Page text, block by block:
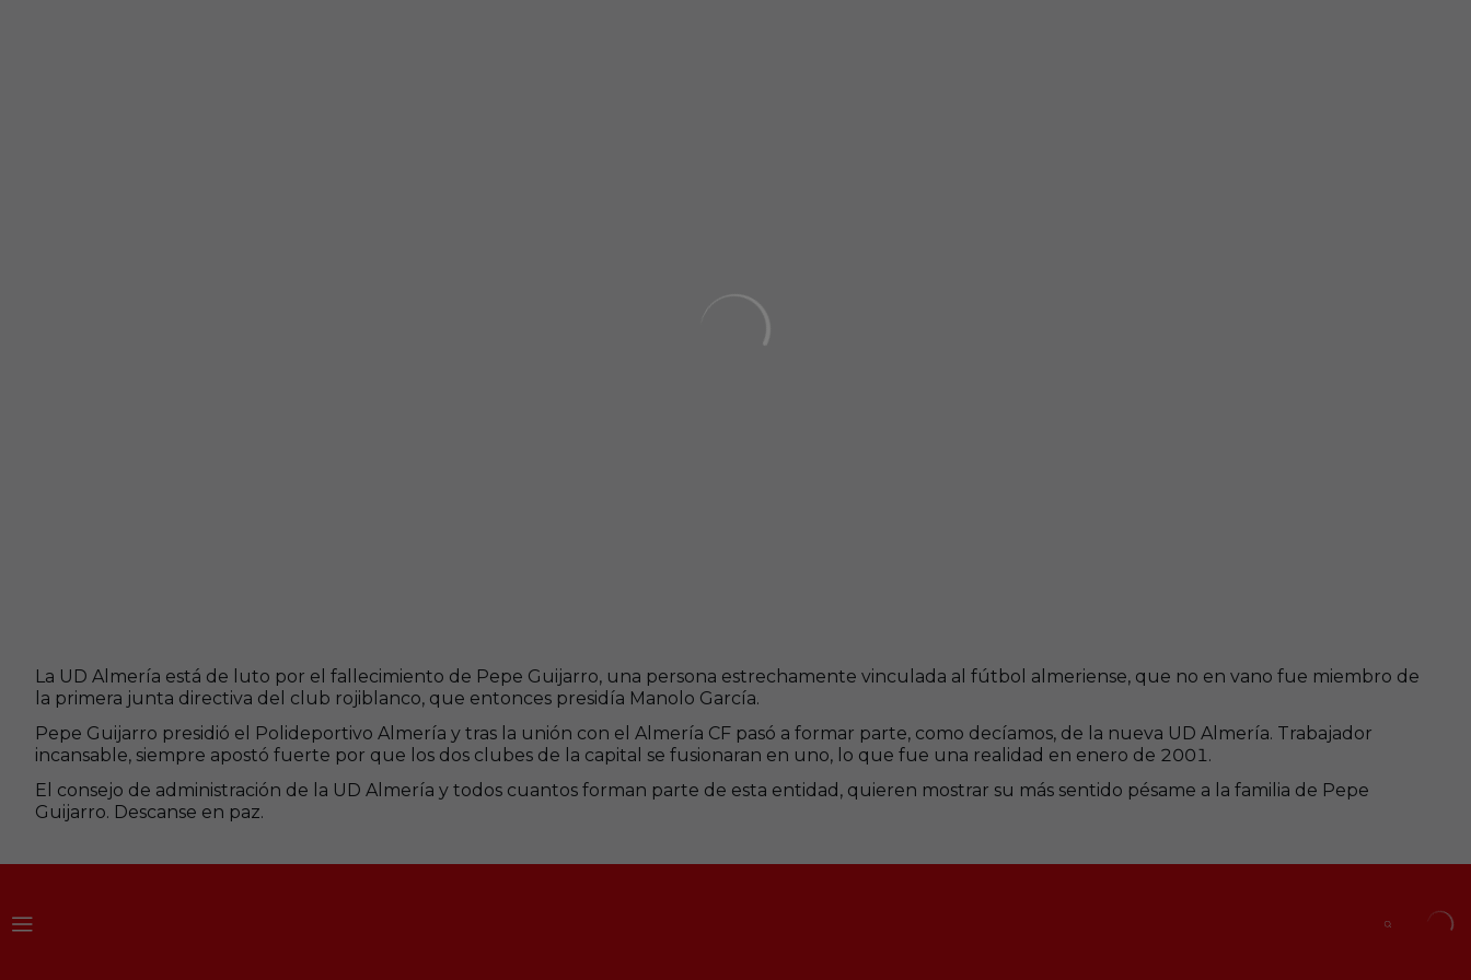
La UD Almería está de luto por el fallecimiento de Pepe Guijarro, una persona estrechamente vinculada al fútbol almeriense, que no en vano fue miembro de
la primera junta directiva del club rojiblanco, que entonces presidía Manolo García.
Pepe Guijarro presidió el Polideportivo Almería y tras la unión con el Almería CF pasó a formar parte, como decíamos, de la nueva UD Almería. Trabajador
incansable, siempre apostó fuerte por que los dos clubes de la capital se fusionaran en uno, lo que fue una realidad en enero de 2001.
El consejo de administración de la UD Almería y todos cuantos forman parte de esta entidad, quieren mostrar su más sentido pésame a la familia de Pepe
Guijarro. Descanse en paz.